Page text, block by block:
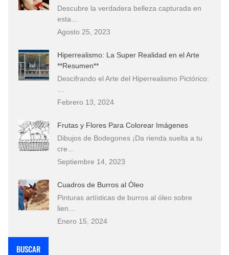
Descubre la verdadera belleza capturada en
esta…
Agosto 25, 2023
Hiperrealismo: La Super Realidad en el Arte
**Resumen**
Descifrando el Arte del Hiperrealismo Pictórico:
Febrero 13, 2024
Frutas y Flores Para Colorear Imágenes
Dibujos de Bodegones ¡Da rienda suelta a tu
cre…
Septiembre 14, 2023
Cuadros de Burros al Óleo
Pinturas artísticas de burros al óleo sobre
lien…
Enero 15, 2024
BUSCAR